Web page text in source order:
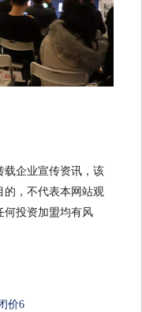
载企业宣传资讯，该
的，不代表本网站观
何投资加盟均有风
价6